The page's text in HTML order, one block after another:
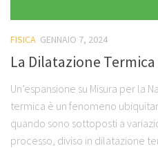
FISICA GENNAIO 7, 2024
La Dilatazione
Un’espansione su Misura per la
termica è un fenomeno
quando sono sottoposti a
processo, diviso in dilatazione